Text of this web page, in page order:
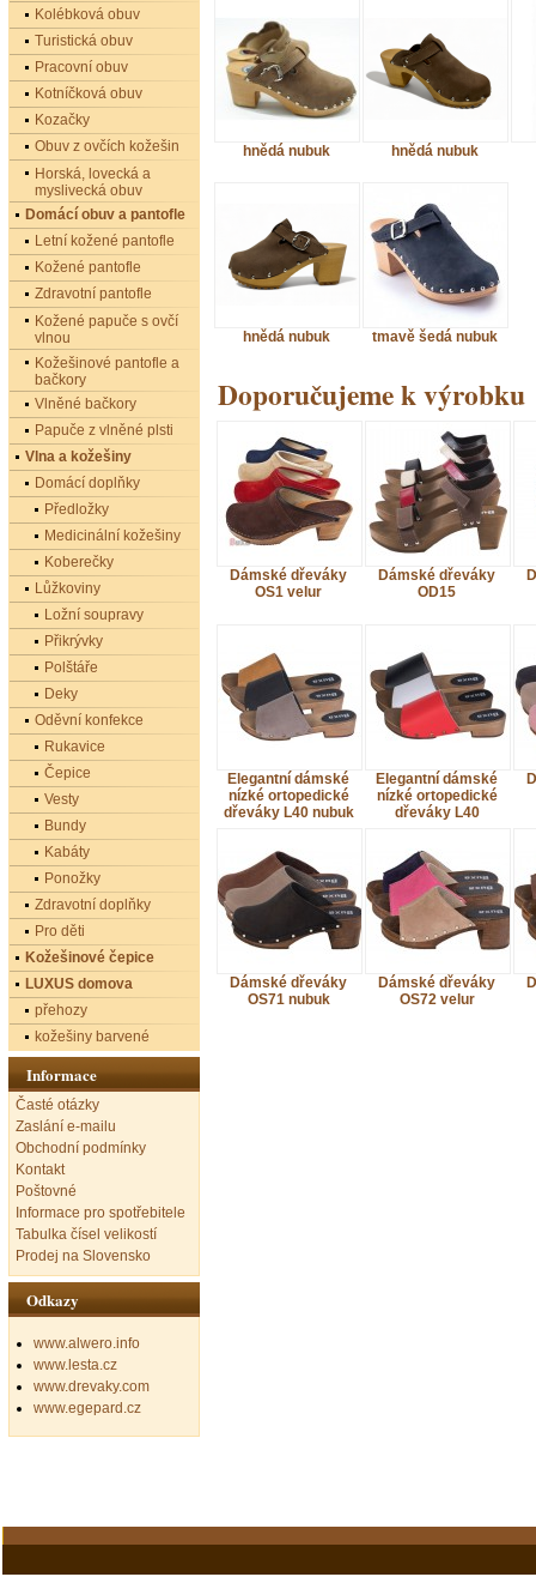
hnědá nubuk hnědá nubuk
hnědá nubuk tmavě šedá nubuk
Doporučujeme k výrobku
Dámské dřeváky
OS1 velur
Dámské dřeváky
OD15
Elegantní dámské
nízké ortopedické
dřeváky L40 nubuk
Elegantní dámské
nízké ortopedické
dřeváky L40
Dámské dřeváky
OS71 nubuk
Dámské dřeváky
OS72 velur
Kolébková obuv
Turistická obuv
Pracovní obuv
Kotníčková obuv
Kozačky
Obuv z ovčích kožešin
Horská, lovecká a
myslivecká obuv
Domácí obuv a pantofle
Letní kožené pantofle
Kožené pantofle
Zdravotní pantofle
Kožené papuče s ovčí
vlnou
Kožešinové pantofle a
bačkory
Vlněné bačkory
Papuče z vlněné plsti
Vlna a kožešiny
Domácí doplňky
Předložky
Medicinální kožešiny
Koberečky
Lůžkoviny
Ložní soupravy
Přikrývky
Polštáře
Deky
Oděvní konfekce
Rukavice
Čepice
Vesty
Bundy
Kabáty
Ponožky
Zdravotní doplňky
Pro děti
Kožešinové čepice
LUXUS domova
přehozy
kožešiny barvené
Informace
Časté otázky
Zaslání e-mailu
Obchodní podmínky
Kontakt
Poštovné
Informace pro spotřebitele
Tabulka čísel velikostí
Prodej na Slovensko
Odkazy
www.alwero.info
www.lesta.cz
www.drevaky.com
www.egepard.cz